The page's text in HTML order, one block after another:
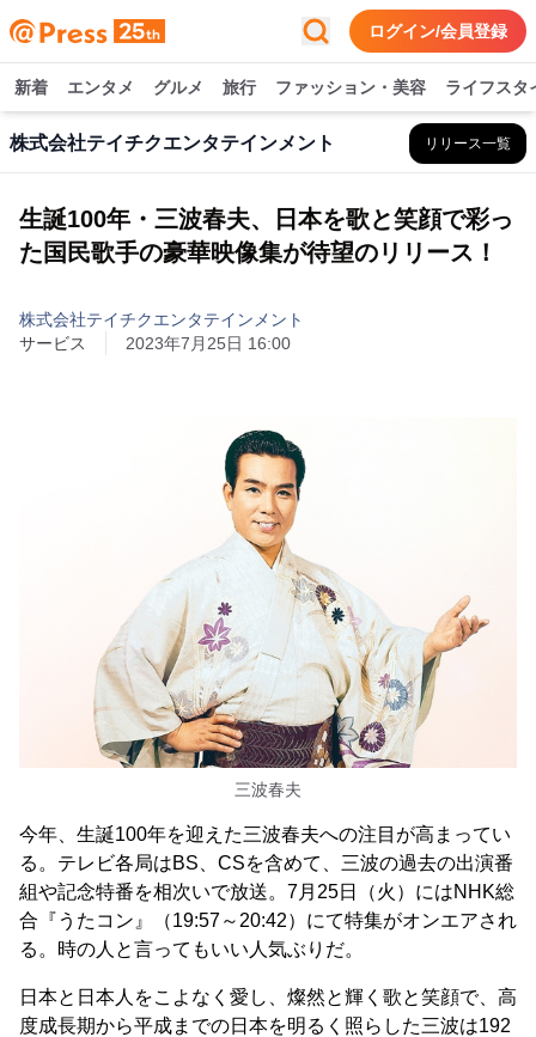
ログイン/会員登録
新着 エンタメ グルメ 旅行 ファッション・美容 ライフスタ
株式会社テイチクエンタテインメント リリース一覧
生誕100年・三波春夫、日本を歌と笑顔で彩っ
た国民歌手の豪華映像集が待望のリリース！
株式会社テイチクエンタテインメント
サービス
2023年7月25日 16:00
三波春夫
今年、生誕100年を迎えた三波春夫への注目が高まってい
る。テレビ各局はBS、CSを含めて、三波の過去の出演番
組や記念特番を相次いで放送。7月25日（火）にはNHK総
合『うたコン』（19:57～20:42）にて特集がオンエアされ
る。時の人と言ってもいい人気ぶりだ。
日本と日本人をこよなく愛し、燦然と輝く歌と笑顔で、高
度成長期から平成までの日本を明るく照らした三波は192